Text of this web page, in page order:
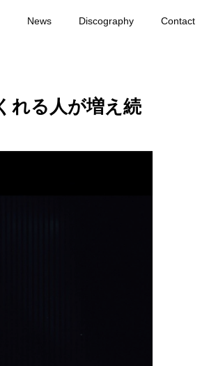
News Discography Contact
れる人が増え続